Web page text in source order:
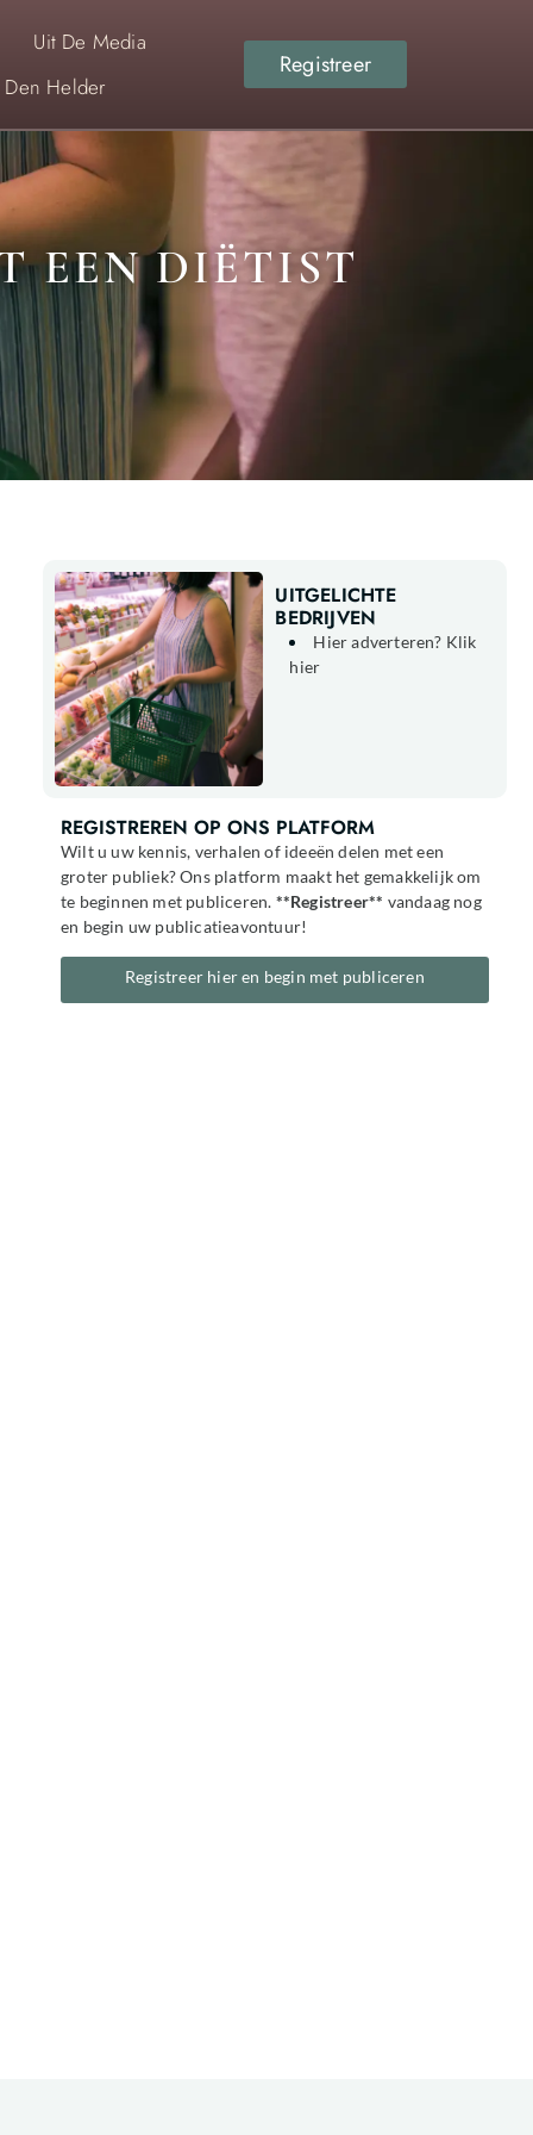
Uit De Media
Helder
Registreer
EEN DIËTIST
UITGELICHTE
BEDRIJVEN
Hier adverteren? Klik
hier
REGISTREREN OP ONS PLATFORM
Wilt u uw kennis, verhalen of ideeën delen met een
groter publiek? Ons platform maakt het gemakkelijk om
te beginnen met publiceren. **Registreer** vandaag nog
en begin uw publicatieavontuur!
Registreer hier en begin met publiceren